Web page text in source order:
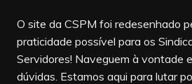
O site da CSPM foi redesenhado
praticidade possível para os
Servidores! Naveguem à vontade
dúvidas. Estamos aqui para lutar